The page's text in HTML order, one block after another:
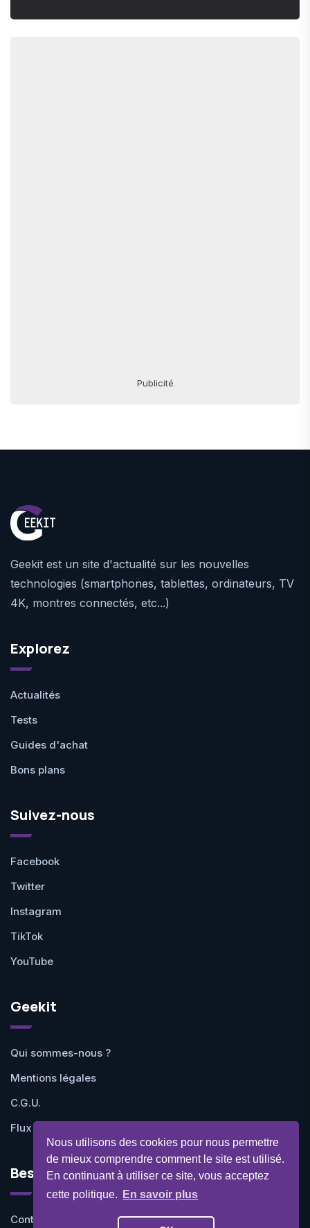
Nous utilisons des cookies pour nous permettre
de mieux comprendre comment le site est utilisé.
En continuant à utiliser ce site, vous acceptez
cette politique.
En savoir plus
Publicité
Geekit est un site d'actualité sur les nouvelles
technologies (smartphones, tablettes, ordinateurs, TV
4K, montres connectés, etc...)
Explorez
Actualités
Tests
Guides d'achat
Bons plans
Suivez-nous
Facebook
Twitter
Instagram
TikTok
YouTube
Geekit
Qui sommes-nous ?
Mentions légales
C.G.U.
Flux RSS
Besoin d'aide ?
Contactez-nous